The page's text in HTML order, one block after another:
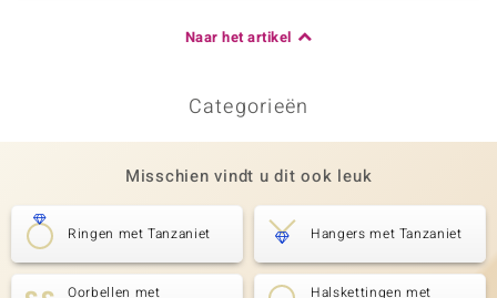
Naar het artikel
Categorieën
Misschien vindt u dit ook leuk
Ringen met Tanzaniet Hangers met Tanzaniet
Oorbellen met
Halskettingen met